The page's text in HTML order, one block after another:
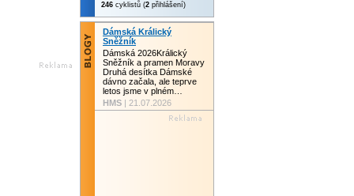
246 cyklistů (2 přihlášení)
Dámská Králický
Sněžník
Dámská 2026Králický
Sněžník a pramen Moravy
Druhá desítka Dámské
dávno začala, ale teprve
letos jsme v plném…
HMS | 21.07.2026